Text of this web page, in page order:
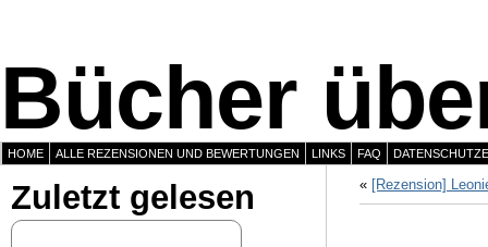
Bücher
HOME ALLE REZENSIONEN UND BEWERTUNGEN LINKS FAQ
Zuletzt gelesen « [Rezension]